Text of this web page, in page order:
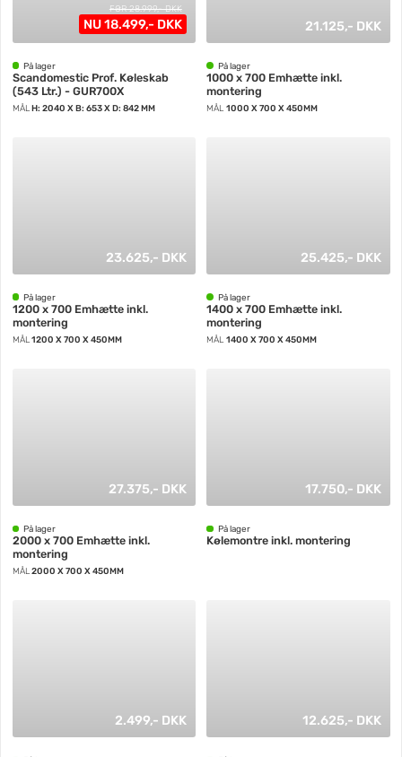
FØR 28.999,- DKK
NU 18.499,- DKK
På lager
Scandomestic Prof. Køleskab
(543 Ltr.) - GUR700X
MÅL H: 2040 X B: 653 X D: 842 MM
21.125,- DKK
På lager
1000 x 700 Emhætte inkl.
montering
MÅL 1000 X 700 X 450MM
23.625,- DKK
På lager
1200 x 700 Emhætte inkl.
montering
MÅL 1200 X 700 X 450MM
25.425,- DKK
På lager
1400 x 700 Emhætte inkl.
montering
MÅL 1400 X 700 X 450MM
27.375,- DKK
På lager
2000 x 700 Emhætte inkl.
montering
MÅL 2000 X 700 X 450MM
17.750,- DKK
På lager
Kølemontre inkl. montering
2.499,- DKK 12.625,- DKK